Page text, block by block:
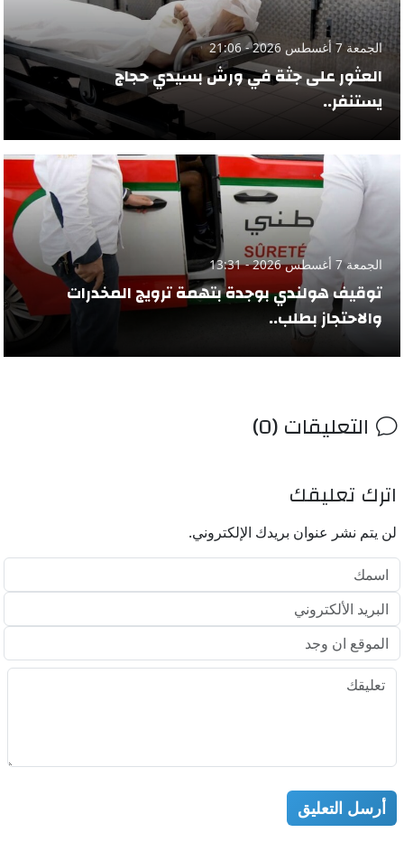
الجمعة 7 أغسطس 2026 - 21:06
العثور على جثة في ورش بسيدي حجاج
يستنفر..
الجمعة 7 أغسطس 2026 - 13:31
توقيف هولندي بوجدة بتهمة ترويج المخدرات
والاحتجاز بطلب..
التعليقات (0)
اترك تعليقك
لن يتم نشر عنوان بريدك الإلكتروني.
أرسل التعليق